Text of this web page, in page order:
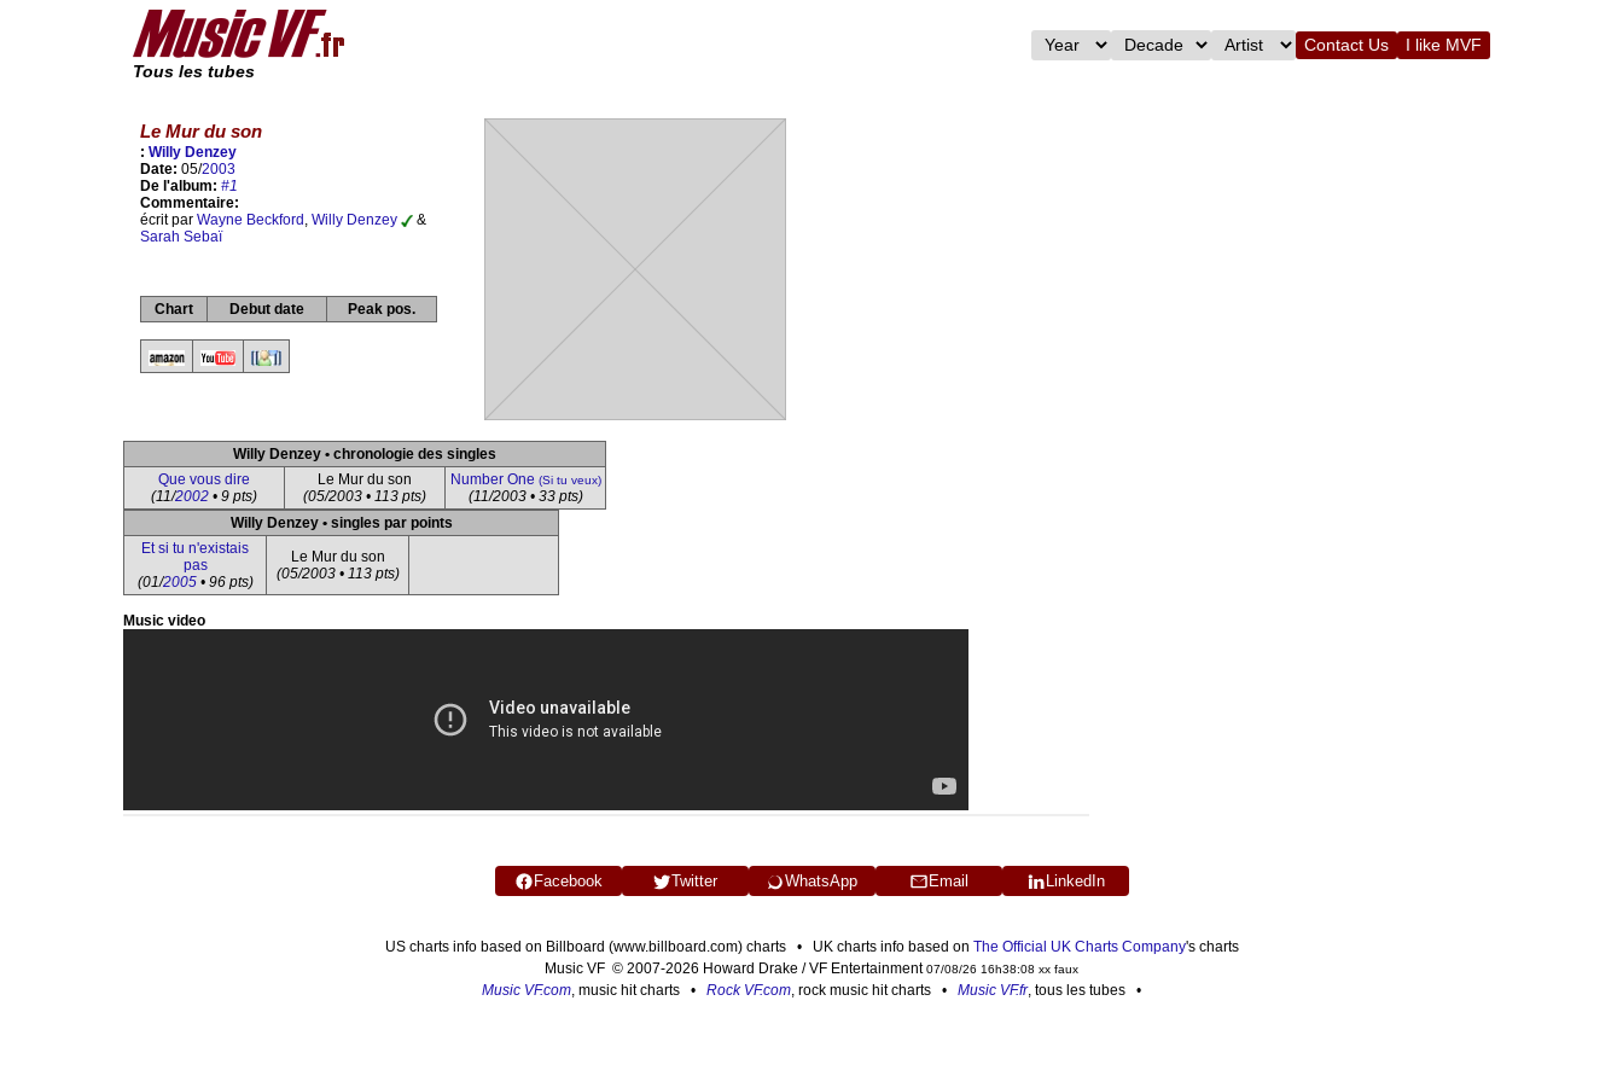
Tous les tubes
Contact Us I like MVF
Le Mur du son
: Willy Denzey
Date: 05/2003
De l'album: #1
Commentaire:
écrit par Wayne Beckford , Willy Denzey
&
Sarah Sebaï
Chart Debut date Peak pos.
Willy Denzey • chronologie des singles
Que vous dire
(11/2002 • 9 pts)
Le Mur du son
(05/2003 • 113 pts)
Number One (Si tu veux)
(11/2003 • 33 pts)
Willy Denzey • singles par points
Et si tu n'existais
pas
(01/2005• 96 pts)
Le Mur du son
(05/2003 • 113 pts)
Music video
Facebook Twitter WhatsApp Email LinkedIn
US charts info based on Billboard (www.billboard.com) charts • UK charts info based on The Official UK Charts Company's charts
Music VF © 2007-2026 Howard Drake / VF Entertainment07/08/26 16h38:08 xx faux
Music VF.com, music hit charts • Rock VF.com, rock music hit charts • Music VF.fr, tous les tubes •